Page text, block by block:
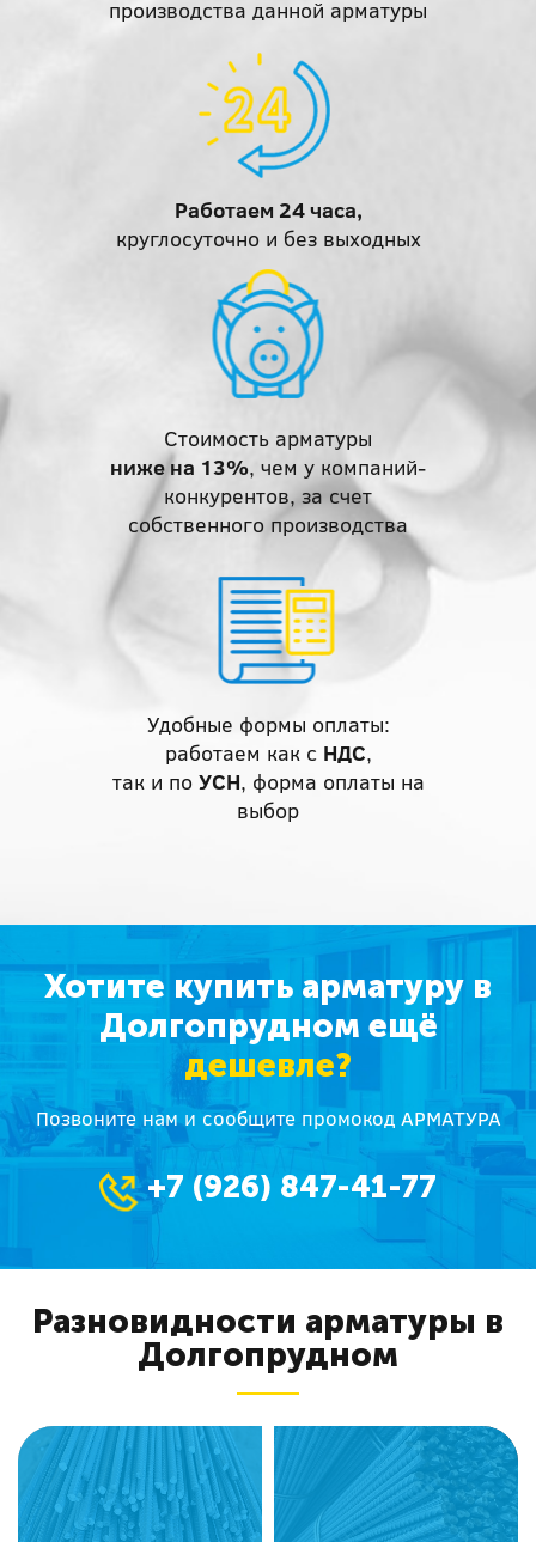
производства данной арматуры
Работаем 24 часа,
круглосуточно и без выходных
Стоимость арматуры
ниже на 13%, чем у компаний-
конкурентов, за счет
собственного производства
Удобные формы оплаты:
работаем как с НДС,
так и по УСН, форма оплаты на
выбор
Хотите купить арматуру в
Долгопрудном ещё
дешевле?
Позвоните нам и сообщите промокод АРМАТУРА
+7 (926) 847-41-77
Разновидности арматуры в
Долгопрудном